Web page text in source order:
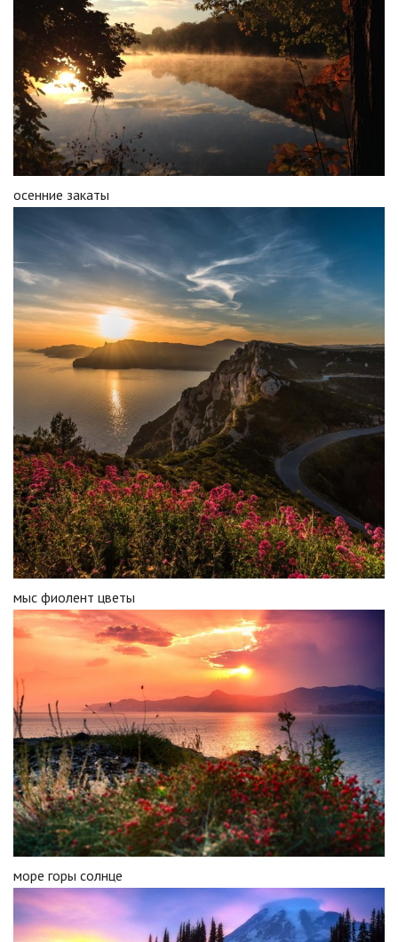
осенние закаты
мыс фиолент цветы
море горы солнце